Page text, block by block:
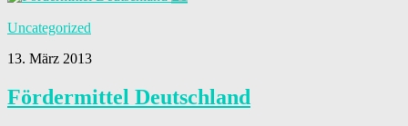
Uncategorized
13. März 2013
Fördermittel Deutschland